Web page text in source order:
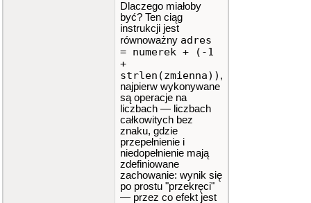
Dlaczego miałoby
być? Ten ciąg
instrukcji jest
równoważny adres
= numerek + (-1
+
strlen(zmienna)) ,
najpierw wykonywane
są operacje na
liczbach — liczbach
całkowitych bez
znaku, gdzie
przepełnienie i
niedopełnienie mają
zdefiniowane
zachowanie: wynik się
po prostu "przekręci"
— przez co efekt jest